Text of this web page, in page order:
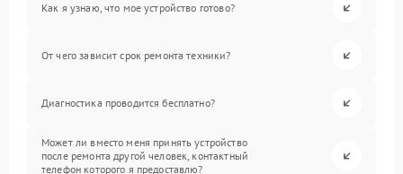
Как я узнаю, что мое устройство готово?
От чего зависит срок ремонта техники?
Диагностика проводится бесплатно?
Может ли вместо меня принять устройство
после ремонта другой человек, контактный
телефон которого я предоставлю?